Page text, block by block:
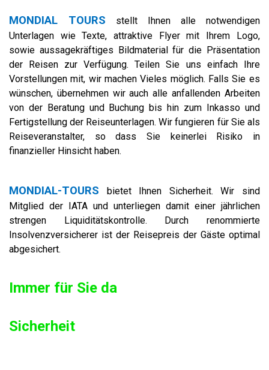
MONDIAL TOURS
stellt Ihnen alle notwendigen
Unterlagen wie Texte, attraktive Flyer mit Ihrem Logo,
sowie aussagekräftiges Bildmaterial für die Präsentation
der Reisen zur Verfügung. Teilen Sie uns einfach Ihre
Vorstellungen mit, wir machen Vieles möglich. Falls Sie es
wünschen, übernehmen wir auch alle anfallenden Arbeiten
von der Beratung und Buchung bis hin zum Inkasso und
Fertigstellung der Reiseunterlagen. Wir fungieren für Sie als
Reiseveranstalter, so dass Sie keinerlei Risiko in
finanzieller Hinsicht haben.
MONDIAL-TOURS bietet Ihnen Sicherheit.
Wir sind
Mitglied der IATA und unterliegen damit einer jährlichen
strengen Liquiditätskontrolle. Durch renommierte
Insolvenzversicherer ist der Reisepreis der Gäste optimal
abgesichert.
Immer für Sie da
Sicherheit